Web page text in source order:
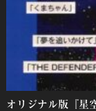
オリジナル版『星